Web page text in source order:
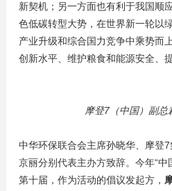
新契机；另一方面也有利于我国顺
色低碳转型大势，在世界新一轮以
产业升级和综合国力竞争中乘势而
创新水平、维护粮食和能源安全、
摩登7（中国）副总
中华环保联合会主席孙晓华、摩登
京丽分别代表主办方致辞。今年“中
第十届，作为活动的倡议发起方，